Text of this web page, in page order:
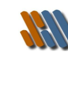
conteúdo